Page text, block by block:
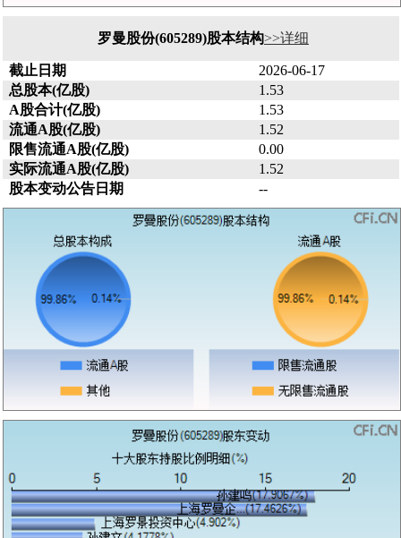
罗曼股份(605289)股本结构>>详细
截止日期
2026-06-17
总股本(亿股)
1.53
A股合计(亿股)
1.53
流通A股(亿股)
1.52
限售流通A股(亿股)
0.00
实际流通A股(亿股)
1.52
股本变动公告日期
--